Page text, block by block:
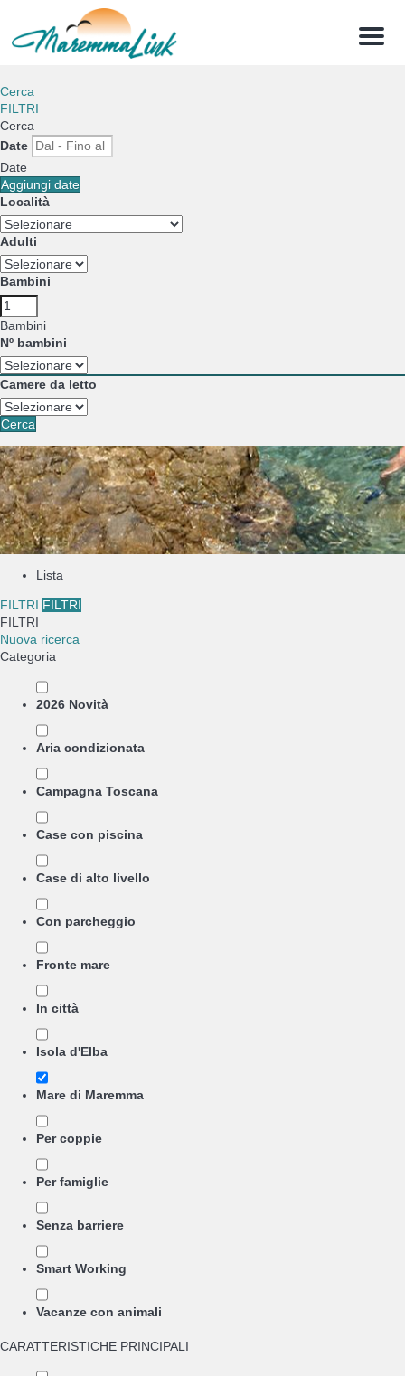
Menu
Cerca
FILTRI
Cerca
Date
Date
Aggiungi date
Località
Adulti
Bambini
Bambini
Nº bambini
Camere da letto
Cerca
Lista
FILTRI FILTRI
FILTRI
Nuova ricerca
Categoria
2026 Novità
Aria condizionata
Campagna Toscana
Case con piscina
Case di alto livello
Con parcheggio
Fronte mare
In città
Isola d'Elba
Mare di Maremma
Per coppie
Per famiglie
Senza barriere
Smart Working
Vacanze con animali
CARATTERISTICHE PRINCIPALI